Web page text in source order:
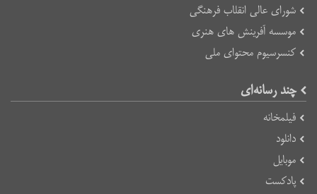
شورای عالی انقلاب فرهنگی
موسسه آفرینش های هنری
کنسرسیوم محتوای ملی
چند رسانه‌ای
فیلمخانه
دانلود
موبایل
پادکست